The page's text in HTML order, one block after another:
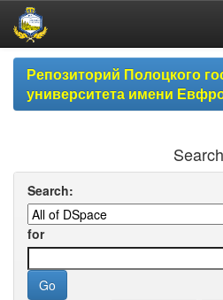
Skip
navigationРепозиторий Полоцкого
университета имени
Search
Search:
for